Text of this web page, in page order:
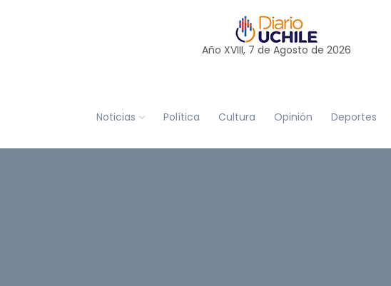
Año XVIII, 7 de Agosto de 2026
Noticias Política Cultura Opinión Deportes